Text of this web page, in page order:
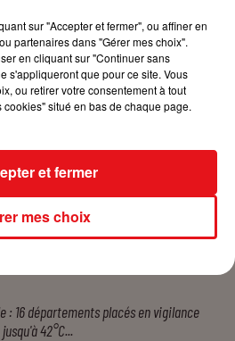
Kissed A Girl
Dai Dai
: 184 personnes interpellées depuis début
: 16 départements placés en vigilance
42°C...
sur "Accepter et fermer", ou affiner en
partenaires dans "Gérer mes choix".
en cliquant sur "Continuer sans
s'appliqueront que pour ce site. Vous
ou retirer votre consentement à tout
situé en bas de chaque page.
mes choix
et fermer